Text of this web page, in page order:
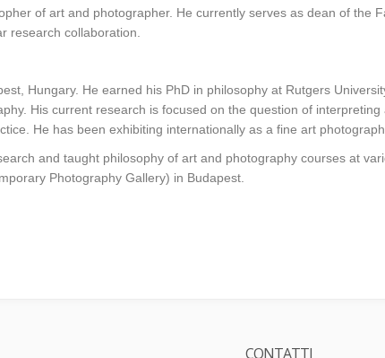
of art and photographer. He currently serves as dean of the
research collaboration.
Hungary. He earned his PhD in philosophy at Rutgers
His current research is focused on the question of
He has been exhibiting internationally as a fine art
and taught philosophy of art and photography courses at
Photography Gallery) in Budapest.
CONTATTI